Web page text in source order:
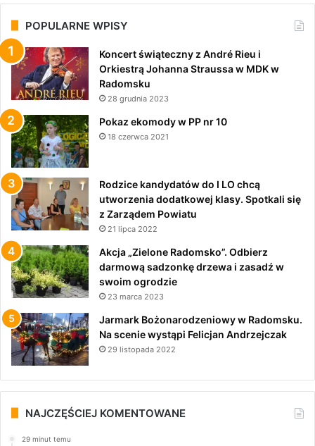
POPULARNE WPISY
Koncert świąteczny z André Rieu i
Orkiestrą Johanna Straussa w MDK w
Radomsku
28 grudnia 2023
Pokaz ekomody w PP nr 10
18 czerwca 2021
Rodzice kandydatów do I LO chcą
utworzenia dodatkowej klasy. Spotkali się
z Zarządem Powiatu
21 lipca 2022
Akcja „Zielone Radomsko”. Odbierz
darmową sadzonkę drzewa i zasadź w
swoim ogrodzie
23 marca 2023
Jarmark Bożonarodzeniowy w Radomsku.
Na scenie wystąpi Felicjan Andrzejczak
29 listopada 2022
NAJCZĘŚCIEJ KOMENTOWANE
29 minut temu